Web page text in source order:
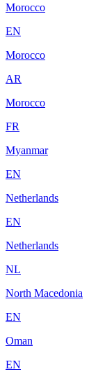
Morocco
EN
Morocco
AR
Morocco
FR
Myanmar
EN
Netherlands
EN
Netherlands
NL
North Macedonia
EN
Oman
EN